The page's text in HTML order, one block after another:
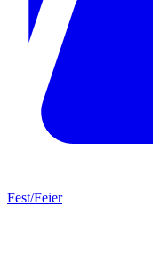
Fest/Feier